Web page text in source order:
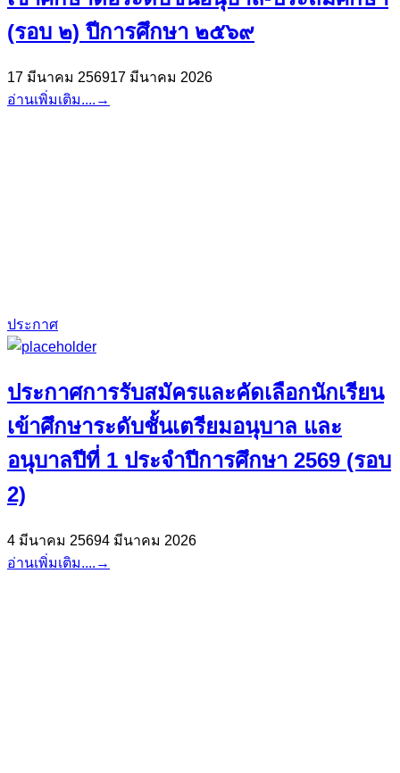
(รอบ ๒) ปีการศึกษา ๒๕๖๙
17 มีนาคม 256917 มีนาคม 2026
อ่านเพิ่มเติม.... →
ประกาศ
ประกาศการรับสมัครและคัดเลือกนักเรียน
เข้าศึกษาระดับชั้นเตรียมอนุบาล และ
อนุบาลปีที่ 1 ประจำปีการศึกษา 2569 (รอบ
2)
4 มีนาคม 25694 มีนาคม 2026
อ่านเพิ่มเติม.... →